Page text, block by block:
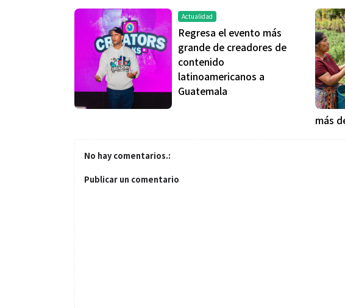
Actualidad
Regresa el evento más
grande de creadores de
contenido
latinoamericanos a
Guatemala
más
No hay comentarios.:
Publicar un comentario